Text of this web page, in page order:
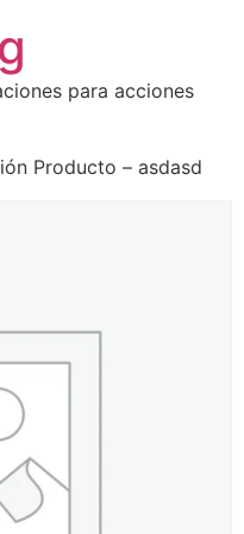
para acciones
Producto – asdasd